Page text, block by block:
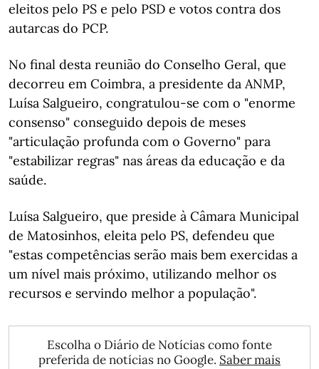
eleitos pelo PS e pelo PSD e votos contra dos
autarcas do PCP.
No final desta reunião do Conselho Geral, que
decorreu em Coimbra, a presidente da ANMP,
Luísa Salgueiro, congratulou-se com o "enorme
consenso" conseguido depois de meses
"articulação profunda com o Governo" para
"estabilizar regras" nas áreas da educação e da
saúde.
Luísa Salgueiro, que preside à Câmara Municipal
de Matosinhos, eleita pelo PS, defendeu que
"estas competências serão mais bem exercidas a
um nível mais próximo, utilizando melhor os
recursos e servindo melhor a população".
Escolha o Diário de Notícias como fonte
preferida de notícias no Google. Saber mais